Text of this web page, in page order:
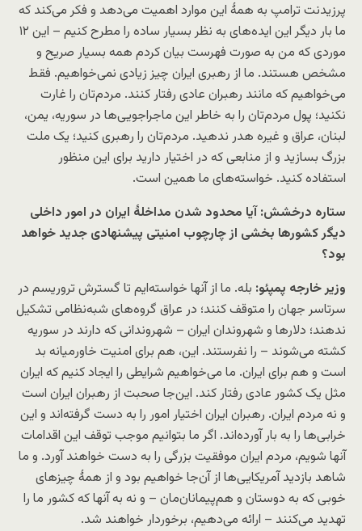
پرزیدنت ترامپ به همهٔ این موارد اهمیت می‌دهد و فکر می‌کند که
ما بار دیگر این ایده‌های به نظر بسیار ساده را مطرح کنیم – این ۱۲
موردی که من به صورت فهرست بیان کردم همه بسیار صریح و
مشخص هستند. ما از رهبری ایران چیز زیادی نمی‌خواهیم. فقط
می‌خواهیم که مانند رهبران عادی رفتار کنند. مردم‌تان را غارت
نکنید؛ پول مردم‌تان را به خاطر این ماجراجویی‌ها در سوریه، یمن،
لبنان، عراق و غیره هدر ندهید. مردم‌تان را رهبری کنید؛ یک ملت
بزرگ بسازید و از منابعی که در اختیار دارید برای این منظور
استفاده کنید. خواسته‌های ما همین است.
ستاره درخشش: آیا محدود شدن مداخلهٔ ایران در امور داخلی
دیگر کشورها بخشی از چارچوب امنیتی پیشنهادی جدید خواهد
بود؟
وزیر خارجه پمپئو: بله. ما از آنها خواسته‌ایم تا گسترش تروریسم در
سرتاسر جهان را متوقف کنند؛ در عراق گروه‌های شبه‌نظامی تشکیل
ندهند؛ دلارها و شهروندان ایران – شهروندانی که دارند در سوریه
کشته می‌شوند – را نفرستند. این، هم برای امنیت خاورمیانه بد
است و هم برای ایران. ما می‌خواهیم شرایطی را ایجاد کنیم که ایران
مثل یک کشور عادی رفتار ‌کند. این‌جا صحبت از رهبران ایران است
و نه مردم ایران. رهبران ایران اختیار امور را به دست گرفته‌اند و این
خرابی‌ها را به بار آورده‌اند. اگر ما بتوانیم موجب توقف این اقدامات
آنها شویم، مردم ایران موفقیت بزرگی را به دست خواهند آورد. و ما
شاهد بازدید آمریکایی‌ها از آن‌جا خواهیم بود و از همهٔ چیزهای
خوبی که به دوستان و هم‌پیمانان‌مان – و نه به آنها که کشور ما را
تهدید می‌کنند – ارائه می‌دهیم، برخوردار خواهند شد.